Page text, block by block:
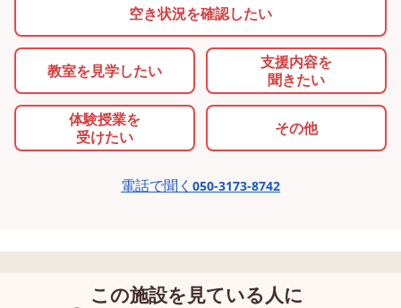
空き状況を確認したい
教室を見学したい
支援内容を
聞きたい
体験授業を
受けたい
その他
電話で聞く 050-3173-8742
この施設を見ている人に